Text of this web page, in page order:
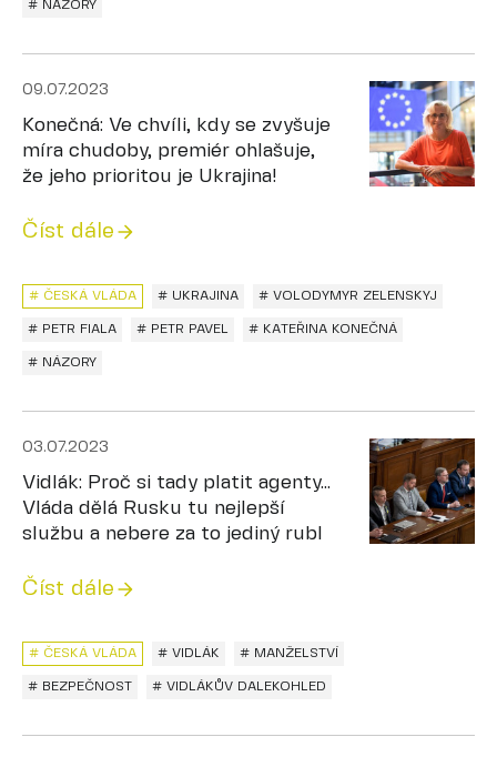
# NÁZORY
09.07.2023
Konečná: Ve chvíli, kdy se zvyšuje
míra chudoby, premiér ohlašuje,
že jeho prioritou je Ukrajina!
Číst dále
# UKRAJINA
# ČESKÁ VLÁDA # VOLODYMYR ZELENSKYJ
# PETR FIALA # PETR PAVEL # KATEŘINA KONEČNÁ
# NÁZORY
03.07.2023
Vidlák: Proč si tady platit agenty...
Vláda dělá Rusku tu nejlepší
službu a nebere za to jediný rubl
Číst dále
# VIDLÁK # MANŽELSTVÍ
# ČESKÁ VLÁDA
# BEZPEČNOST # VIDLÁKŮV DALEKOHLED